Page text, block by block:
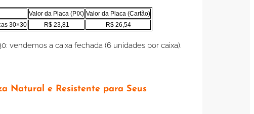
Valor da Placa (PIX) Valor da Placa (Cartão)
30×30
R$ 23,81 R$ 26,54
vendemos a caixa fechada (6 unidades por caixa).
Natural e Resistente para Seus